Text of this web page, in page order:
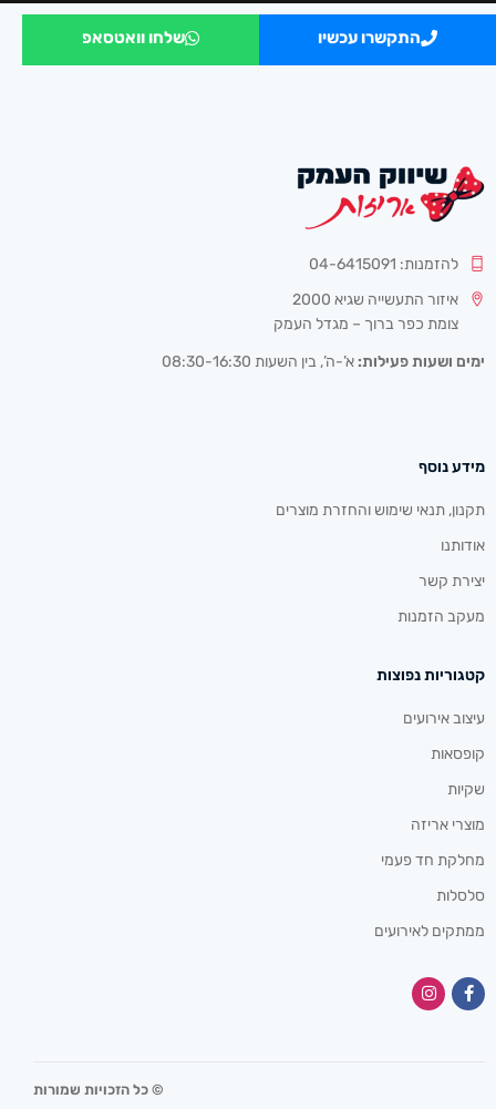
התקשרו עכשיו שלחו וואטסאפ
להזמנות: 04-6415091
איזור התעשייה שגיא 2000
צומת כפר ברוך – מגדל העמק
ימים ושעות פעילות: א’-ה’, בין השעות 08:30-16:30
מידע נוסף
תקנון, תנאי שימוש והחזרת מוצרים
אודותנו
יצירת קשר
מעקב הזמנות
קטגוריות נפוצות
עיצוב אירועים
קופסאות
שקיות
מוצרי אריזה
מחלקת חד פעמי
סלסלות
ממתקים לאירועים
© כל הזכויות שמורות